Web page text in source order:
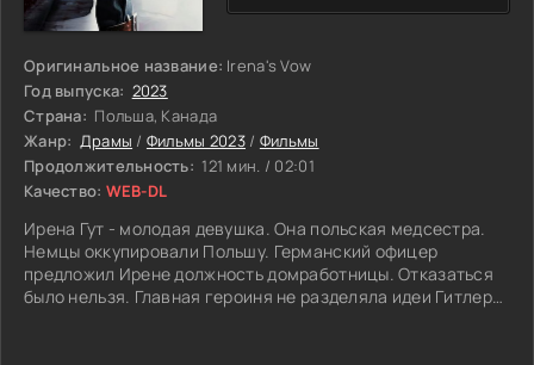
Оригинальное название: Irena's Vow
Год выпуска: 2023
Страна: Польша, Канада
Жанр: Драмы / Фильмы 2023 / Фильмы
Продолжительность: 121 мин. / 02:01
Качество: WEB-DL
Ирена Гут - молодая девушка. Она польская медсестра.
Немцы оккупировали Польшу. Германский офицер
предложил Ирене должность домработницы. Отказаться
было нельзя. Главная героиня не разделяла идеи Гитлера.